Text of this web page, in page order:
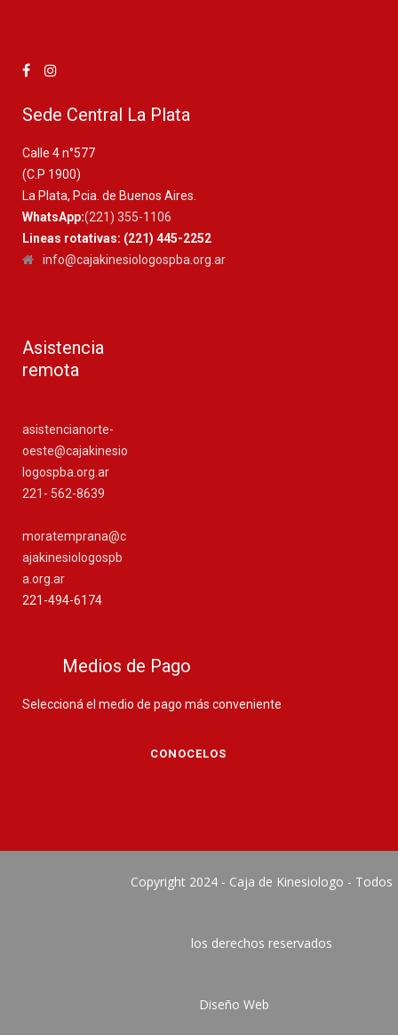
Sede Central La Plata
Calle 4 n°577
(C.P 1900)
La Plata, Pcia. de Buenos Aires.
WhatsApp:(221) 355-1106
Lineas rotativas: (221) 445-2252
info@cajakinesiologospba.org.ar
Asistencia
remota
asistencianorte-
oeste@cajakinesio
logospba.org.ar
221- 562-8639
moratemprana@c
ajakinesiologospb
a.org.ar
221-494-6174
Medios de Pago
Seleccioná el medio de pago más conveniente
CONOCELOS
Copyright 2024 - Caja de Kinesiologo - Todos
los derechos reservados
Diseño Web